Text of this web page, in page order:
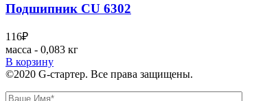
Подшипник CU 6302
116₽
масса - 0,083 кг
В корзину
©2020 G-стартер. Все права защищены.